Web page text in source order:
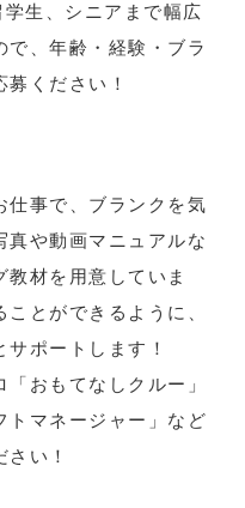
生、シニアまで幅広
で、年齢・経験・ブラ
ください！
仕事で、ブランクを気
真や動画マニュアルな
材を用意していま
とができるように、
ポートします！
おもてなしクルー」
トマネージャー」など
い！